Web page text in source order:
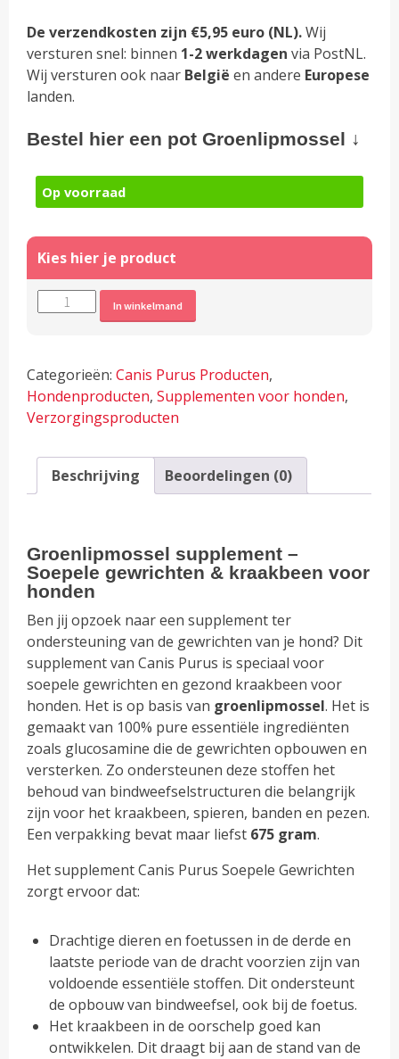
De verzendkosten zijn €5,95 euro (NL).Wij
versturen snel: binnen 1-2 werkdagen via PostNL.
Wij versturen ook naar België en andere Europese
landen.
Bestel hier een pot Groenlipmossel ↓
Op voorraad
Groenlipmossel
&
kraakbeen
aantal
In winkelmand
Categorieën:Canis Purus Producten,
Hondenproducten,Supplementen voor honden,
Verzorgingsproducten
Beschrijving Beoordelingen (0)
Groenlipmossel supplement –
Soepele gewrichten & kraakbeen voor
honden
Ben jij opzoek naar een supplement ter
ondersteuning van de gewrichten van je hond? Dit
supplement van Canis Purus is speciaal voor
soepele gewrichten en gezond kraakbeen voor
honden. Het is op basis van groenlipmossel. Het is
gemaakt van 100% pure essentiële ingrediënten
zoals glucosamine die de gewrichten opbouwen en
versterken. Zo ondersteunen deze stoffen het
behoud van bindweefselstructuren die belangrijk
zijn voor het kraakbeen, spieren, banden en pezen.
Een verpakking bevat maar liefst 675 gram.
Het supplement Canis Purus Soepele Gewrichten
zorgt ervoor dat:
Drachtige dieren en foetussen in de derde en
laatste periode van de dracht voorzien zijn van
voldoende essentiële stoffen. Dit ondersteunt
de opbouw van bindweefsel, ook bij de foetus.
Het kraakbeen in de oorschelp goed kan
ontwikkelen. Dit draagt bij aan de stand van de